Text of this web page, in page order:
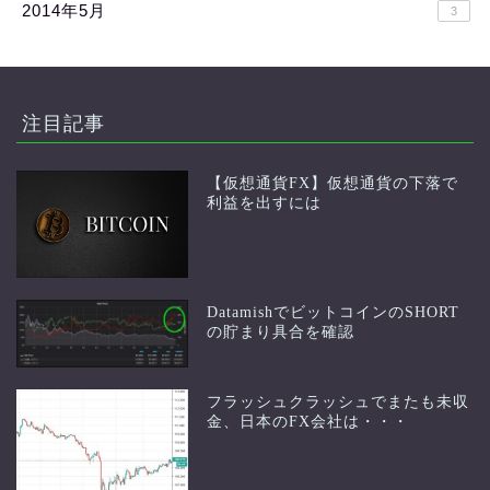
2014年5月 3
注目記事
【仮想通貨FX】仮想通貨の下落で
利益を出すには
DatamishでビットコインのSHORT
の貯まり具合を確認
フラッシュクラッシュでまたも未収
金、日本のFX会社は・・・